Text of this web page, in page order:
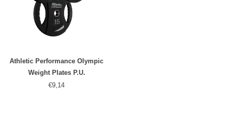
Athletic Performance Olympic
Weight Plates P.U.
€9,14